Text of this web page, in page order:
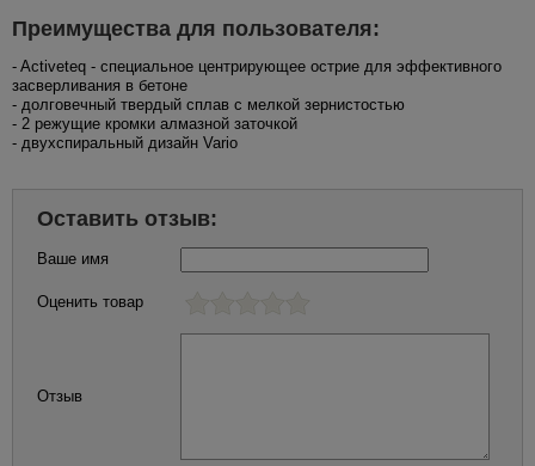
Преимущества для пользователя:
- Activeteq - специальное центрирующее острие для эффективного
засверливания в бетоне
- долговечный твердый сплав с мелкой зернистостью
- 2 режущие кромки алмазной заточкой
- двухспиральный дизайн Vario
Оставить отзыв:
Ваше имя
Оценить товар
Отзыв